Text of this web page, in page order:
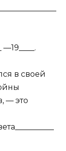
в своей
— это